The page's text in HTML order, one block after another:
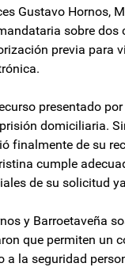
Gustavo Hornos,
sobre
previa para
presentado
domiciliaria.
finalmente de su
cumple
de su solicitud
y Barroetaveña
que permiten
a la seguridad